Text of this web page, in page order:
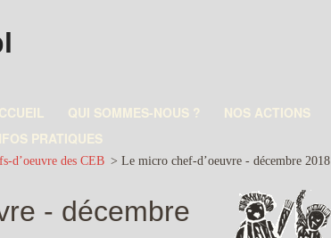
QUI SOMMES-NOUS ? NOS ACTIONS
PRATIQUES
d’oeuvre des CEB > Le micro chef-d’oeuvre - décembre 2018
- décembre